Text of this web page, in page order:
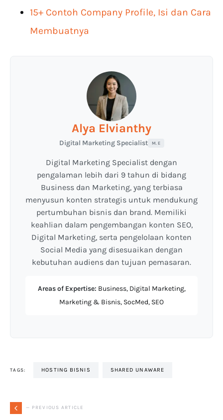
15+ Contoh Company Profile, Isi dan Cara
Membuatnya
Alya Elvianthy
Digital Marketing Specialist M. E
Digital Marketing Specialist dengan
pengalaman lebih dari 9 tahun di bidang
Business dan Marketing, yang terbiasa
menyusun konten strategis untuk mendukung
pertumbuhan bisnis dan brand. Memiliki
keahlian dalam pengembangan konten SEO,
Digital Marketing, serta pengelolaan konten
Social Media yang disesuaikan dengan
kebutuhan audiens dan tujuan pemasaran.
Areas of Expertise: Business, Digital Marketing,
Marketing & Bisnis, SocMed, SEO
TAGS: HOSTING BISNIS SHARED UNAWARE
— PREVIOUS ARTICLE